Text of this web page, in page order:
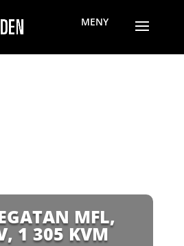
MFL,
, 1 305 KVM